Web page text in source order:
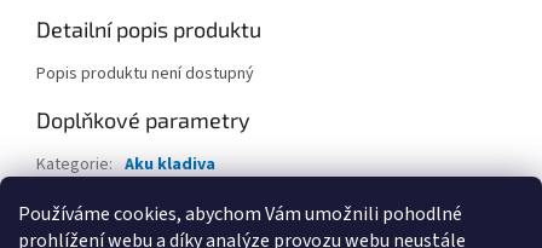
Používáme cookies, abychom Vám umožnili pohodlné
prohlížení webu a díky analýze provozu webu neustále
Detailní popis produktu
Popis produktu není dostupný
Doplňkové parametry
Kategorie: Aku kladiva